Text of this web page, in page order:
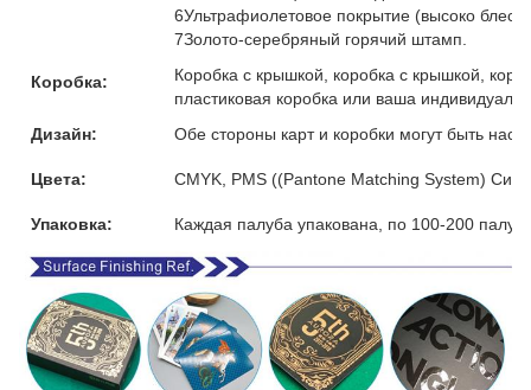
6Ультрафиолетовое покрытие (высоко
7Золото-серебряный горячий штамп.
Коробка:
Коробка с крышкой, коробка с крышкой,
пластиковая коробка или ваша
Дизайн:
Обе стороны карт и коробки могут быть
Цвета: CMYK, PMS ((Pantone Matching System)
Упаковка: Каждая палуба упакована, по 100-200 палуб